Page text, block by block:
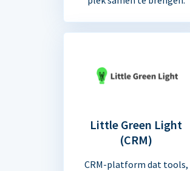
Little Green Light
(CRM)
CRM-platform dat tools,